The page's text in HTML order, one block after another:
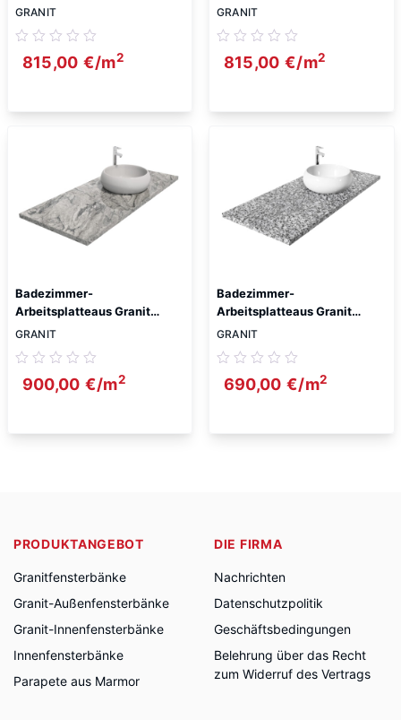
RPA 5cm
GRANIT
815,00 €/m2
Impala Oryginalna RPA 5cm
GRANIT
815,00 €/m2
Badezimmer-
Arbeitsplatteaus Granit
Viscont White 5cm
GRANIT
900,00 €/m2
Badezimmer-
Arbeitsplatteaus Granit
Polnischer Strzegom 5cm
GRANIT
690,00 €/m2
PRODUKTANGEBOT
Granitfensterbänke
Granit-Außenfensterbänke
Granit-Innenfensterbänke
Innenfensterbänke
Parapete aus Marmor
DIE FIRMA
Nachrichten
Datenschutzpolitik
Geschäftsbedingungen
Belehrung über das Recht
zum Widerruf des Vertrags